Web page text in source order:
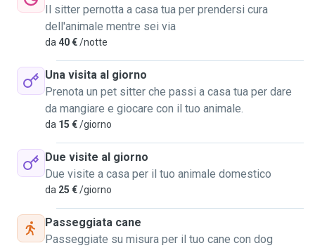
Il sitter pernotta a casa tua per prendersi cura
dell'animale mentre sei via
da 40 €/notte
Una visita al giorno
Prenota un pet sitter che passi a casa tua per dare
da mangiare e giocare con il tuo animale.
da 15 €/giorno
Due visite al giorno
Due visite a casa per il tuo animale domestico
da 25 €/giorno
Passeggiata cane
Passeggiate su misura per il tuo cane con dog